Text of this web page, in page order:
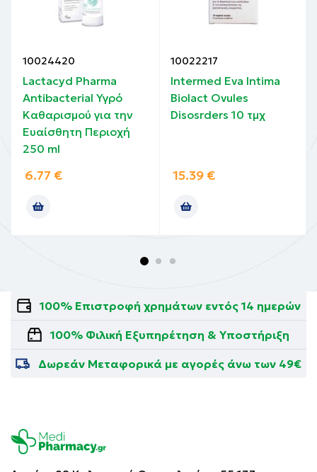
10024420
Lactacyd Pharma
Antibacterial Υγρό
Καθαρισμού για την
Ευαίσθητη Περιοχή
250 ml
6.77 €
10022217
Intermed Eva Intima
Biolact Ovules
Disosrders 10 τμχ
15.39 €
100% Επιστροφή χρημάτων εντός 14 ημερών
100% Φιλική Εξυπηρέτηση & Υποστήριξη
Δωρεάν Μεταφορικά με αγορές άνω των 49€